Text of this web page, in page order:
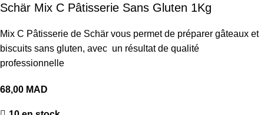
Schär Mix C Pâtisserie Sans Gluten 1Kg
Mix C Pâtisserie de Schär vous permet de préparer gâteaux et
biscuits sans gluten, avec un résultat de qualité
professionnelle
68,00 MAD